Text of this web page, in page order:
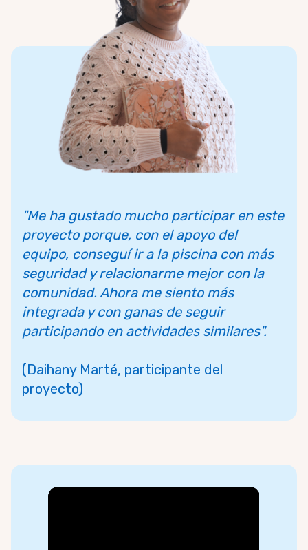
"Me ha gustado mucho participar en este
proyecto porque, con el apoyo del
equipo, conseguí ir a la piscina con más
seguridad y relacionarme mejor con la
comunidad. Ahora me siento más
integrada y con ganas de seguir
participando en actividades similares".
(Daihany Marté, participante del
proyecto)